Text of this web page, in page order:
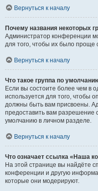
Вернуться к началу
Почему названия некоторых
Администратор конференции
для того, чтобы их было проще
Вернуться к началу
Что такое группа по
Если вы состоите более чем в
используется для того, чтобы
должны быть вам присвоены.
предоставить вам разрешение
умолчанию в личном разделе.
Вернуться к началу
Что означает ссылка «Наша
На этой странице вы найдёте
конференции и другую
которые они модерируют.